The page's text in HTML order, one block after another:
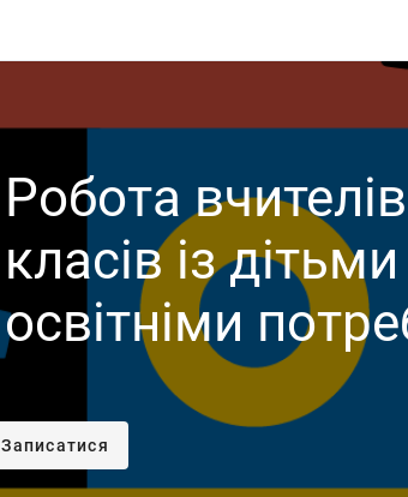
Робота
класів із
освітніми
Записатися